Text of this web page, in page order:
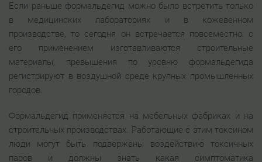
Если раньше формальдегид можно было встретить только
в медицинских лабораториях и в кожевенном
производстве, то сегодня он встречается повсеместно: с
его применением изготавливаются строительные
материалы, превышения по уровню формальдегида
регистрируют в воздушной среде крупных промышленных
городов.
Формальдегид применяется на мебельных фабриках и на
строительных производствах. Работающие с этим токсином
люди могут быть подвержены воздействию токсичных
паров и должны знать какая симптоматика